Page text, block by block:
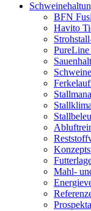
BFN
Havito
Stallklima
Mahl-